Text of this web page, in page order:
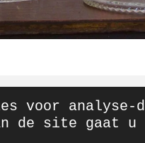
voor
de site gaat u
Love